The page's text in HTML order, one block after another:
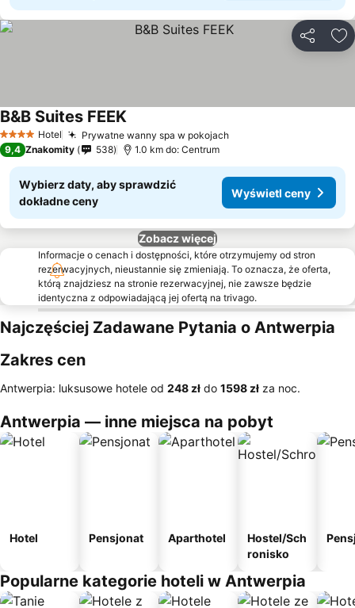
4 KategoriaHotel Prywatne wanny spa w pokojach
B&B Suites FEEK
9,4 Znakomity 538 1.0 km do: Centrum
Wybierz daty, aby sprawdzić
dokładne ceny
Wyświetl ceny
Zobacz więcej
Informacje o cenach i dostępności, które otrzymujemy od stron
rezerwacyjnych, nieustannie się zmieniają. To oznacza, że oferta,
którą znajdziesz na stronie rezerwacyjnej, nie zawsze będzie
identyczna z odpowiadającą jej ofertą na trivago.
Najczęściej Zadawane Pytania o Antwerpia
Zakres cen
Antwerpia: luksusowe hotele od ‎248 zł do ‎1598 zł za noc.
Antwerpia — inne miejsca na pobyt
Hotel Pensjonat Aparthotel
Hostel/Sch
ronisko
Popularne kategorie hoteli w Antwerpia